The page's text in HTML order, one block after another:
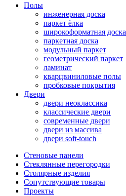
Полы
инженерная доска
паркет ёлка
широкоформатная доска
паркетная доска
модульный паркет
геометрический паркет
ламинат
кварцвиниловые полы
пробковые покрытия
Двери
двери неоклассика
классические двери
современные двери
двери из массива
двери soft-touch
Стеновые панели
Стеклянные перегородки
Столярные изделия
Сопутствующие товары
Проекты